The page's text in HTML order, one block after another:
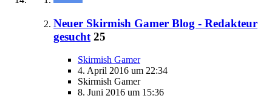
Neuer Skirmish Gamer Blog - Redakteur
gesucht 25
Skirmish Gamer
4. April 2016 um 22:34
Skirmish Gamer
8. Juni 2016 um 15:36